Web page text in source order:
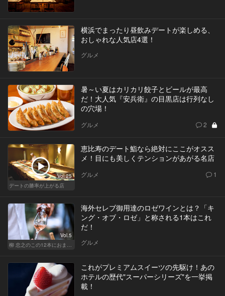
横浜でまったり昼飲みデートが楽しめる、
おしゃれな人気店4選！
グルメ
暑～い夏はカリカリ餃子とビールが最高
だ！大人気『安兵衛』の目黒店は行列なし
の穴場！
グルメ 2
Vol.25
デートの勝率が上がる店
恵比寿のデート鮨なら絶対にここがオスス
メ！目にも美しくテンションがあがる名店
グルメ 1
Vol.5
柳 忠之のこの12本におまかせ
海外セレブ御用達のロゼワインとは？「キ
ング・オブ・ロゼ」と称される1本はこれ
だ！
グルメ
これがプレミアムスイーツの先駆け！あの
ホテルの歴代"スーパーシリーズ"を一挙掲
載！